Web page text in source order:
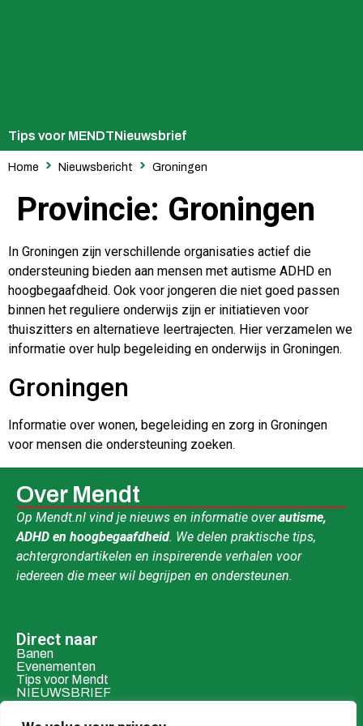
Tips voor MENDTNieuwsbrief
Home Nieuwsbericht Groningen
Provincie: Groningen
In Groningen zijn verschillende organisaties actief die
ondersteuning bieden aan mensen met autisme ADHD en
hoogbegaafdheid. Ook voor jongeren die niet goed passen
binnen het reguliere onderwijs zijn er initiatieven voor
thuiszitters en alternatieve leertrajecten. Hier verzamelen we
informatie over hulp begeleiding en onderwijs in Groningen.
Groningen
Informatie over wonen, begeleiding en zorg in Groningen
voor mensen die ondersteuning zoeken.
Over Mendt
Op Mendt.nl vind je nieuws en informatie overautisme,
ADHD en hoogbegaafdheid. We delen praktische tips,
achtergrondartikelen en inspirerende verhalen voor
iedereen die meer wil begrijpen en ondersteunen.
Direct naar
Banen
Evenementen
Tips voor Mendt
NIEUWSBRIEF